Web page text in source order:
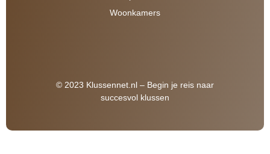
Woonkamers
© 2023 Klussennet.nl – Begin je reis naar
succesvol klussen